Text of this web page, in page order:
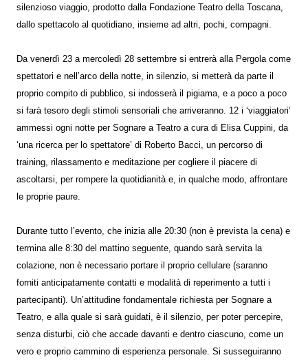
silenzioso viaggio, prodotto dalla Fondazione Teatro della Toscana,
dallo spettacolo al quotidiano, insieme ad altri, pochi, compagni.
Da venerdì 23 a mercoledì 28 settembre si entrerà alla Pergola come
spettatori e nell’arco della notte, in silenzio, si metterà da parte il
proprio compito di pubblico, si indosserà il pigiama, e a poco a poco
si farà tesoro degli stimoli sensoriali che arriveranno. 12 i ‘viaggiatori’
ammessi ogni notte per Sognare a Teatro a cura di Elisa Cuppini, da
‘una ricerca per lo spettatore’ di Roberto Bacci, un percorso di
training, rilassamento e meditazione per cogliere il piacere di
ascoltarsi, per rompere la quotidianità e, in qualche modo, affrontare
le proprie paure.
Durante tutto l’evento, che inizia alle 20:30 (non è prevista la cena) e
termina alle 8:30 del mattino seguente, quando sarà servita la
colazione, non è necessario portare il proprio cellulare (saranno
forniti anticipatamente contatti e modalità di reperimento a tutti i
partecipanti). Un’attitudine fondamentale richiesta per Sognare a
Teatro, e alla quale si sarà guidati, è il silenzio, per poter percepire,
senza disturbi, ciò che accade davanti e dentro ciascuno, come un
vero e proprio cammino di esperienza personale. Si susseguiranno